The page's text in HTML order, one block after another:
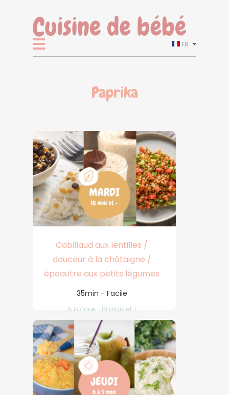
FR
Paprika
Cabillaud aux lentilles /
douceur à la châtaigne /
épeautre aux petits légumes
35min - Facile
Automne - 18 mois et +